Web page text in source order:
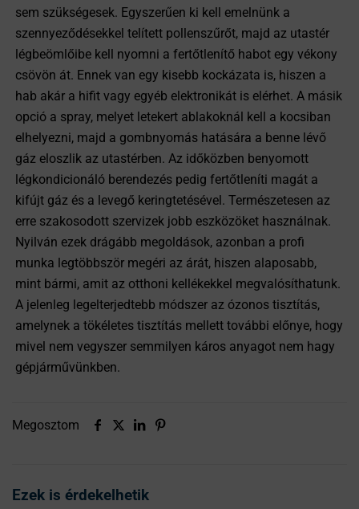
sem szükségesek. Egyszerűen ki kell emelnünk a
szennyeződésekkel telített pollenszűrőt, majd az utastér
légbeömlőibe kell nyomni a fertőtlenítő habot egy vékony
csövön át. Ennek van egy kisebb kockázata is, hiszen a
hab akár a hifit vagy egyéb elektronikát is elérhet. A másik
opció a spray, melyet letekert ablakoknál kell a kocsiban
elhelyezni, majd a gombnyomás hatására a benne lévő
gáz eloszlik az utastérben. Az időközben benyomott
légkondicionáló berendezés pedig fertőtleníti magát a
kifújt gáz és a levegő keringtetésével. Természetesen az
erre szakosodott szervizek jobb eszközöket használnak.
Nyilván ezek drágább megoldások, azonban a profi
munka legtöbbször megéri az árát, hiszen alaposabb,
mint bármi, amit az otthoni kellékekkel megvalósíthatunk.
A jelenleg legelterjedtebb módszer az ózonos tisztítás,
amelynek a tökéletes tisztítás mellett további előnye, hogy
mivel nem vegyszer semmilyen káros anyagot nem hagy
gépjárművünkben.
Megosztom
Ezek is érdekelhetik